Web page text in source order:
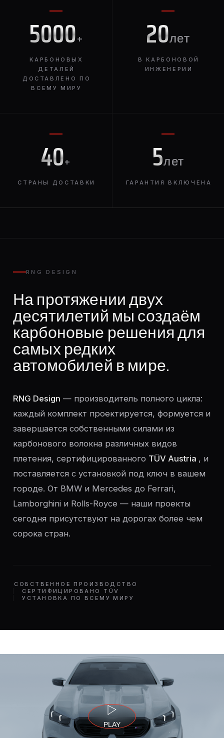
5000+
КАРБОНОВЫХ
ДЕТАЛЕЙ
ДОСТАВЛЕНО ПО
ВСЕМУ МИРУ
20лет
В КАРБОНОВОЙ
ИНЖЕНЕРИИ
40+
СТРАНЫ ДОСТАВКИ
5лет
ГАРАНТИЯ ВКЛЮЧЕНА
RNG DESIGN
На протяжении двух
десятилетий мы создаём
карбоновые решения для
самых редких
автомобилей в мире.
RNG Design — производитель полного цикла:
каждый комплект проектируется, формуется и
завершается собственными силами из
карбонового волокна различных видов
плетения, сертифицированного TÜV Austria , и
поставляется с установкой под ключ в вашем
городе. От BMW и Mercedes до Ferrari,
Lamborghini и Rolls-Royce — наши проекты
сегодня присутствуют на дорогах более чем
сорока стран.
СОБСТВЕННОЕ ПРОИЗВОДСТВО
СЕРТИФИЦИРОВАНО TÜV
УСТАНОВКА ПО ВСЕМУ МИРУ
PLAY